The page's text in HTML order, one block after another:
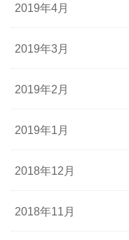
2019年4月
2019年3月
2019年2月
2019年1月
2018年12月
2018年11月